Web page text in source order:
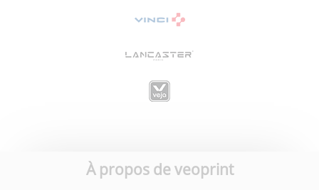
À propos de veoprint